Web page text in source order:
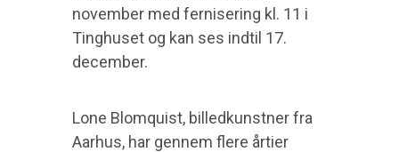
november med fernisering kl. 11 i
Tinghuset og kan ses indtil 17.
december.
Lone Blomquist, billedkunstner fra
Aarhus, har gennem flere årtier